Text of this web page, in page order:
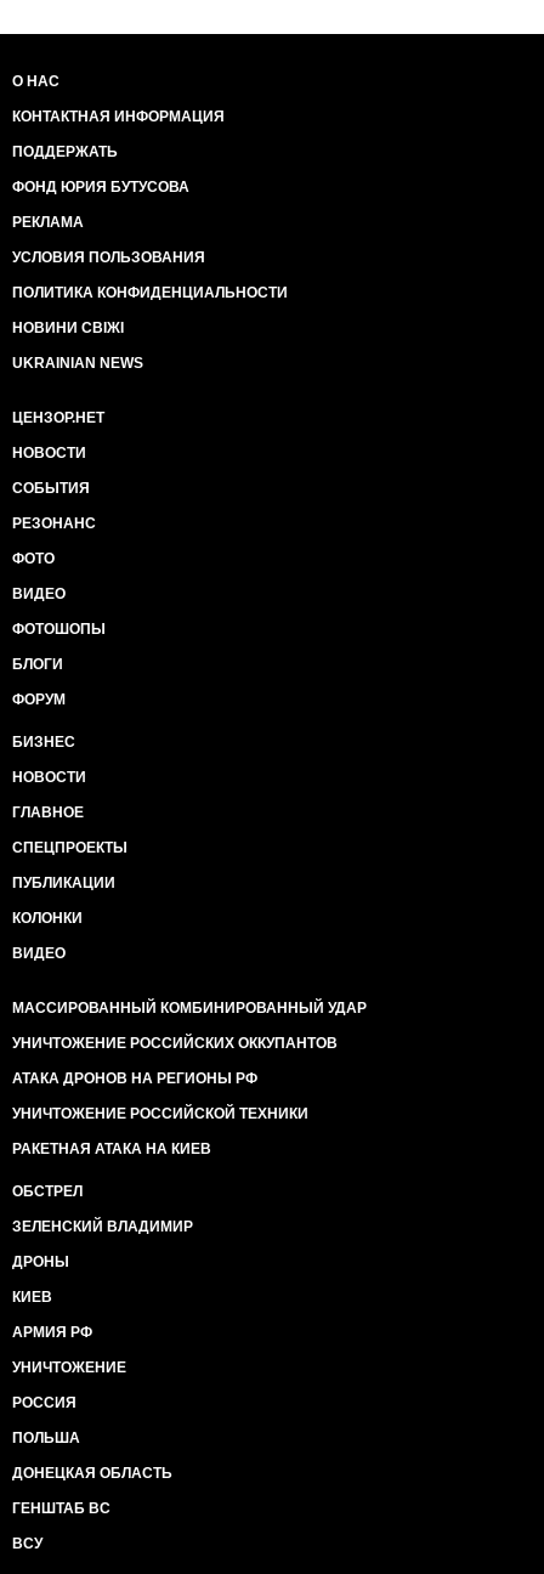
О НАС
КОНТАКТНАЯ ИНФОРМАЦИЯ
ПОДДЕРЖАТЬ
ФОНД ЮРИЯ БУТУСОВА
РЕКЛАМА
УСЛОВИЯ ПОЛЬЗОВАНИЯ
ПОЛИТИКА КОНФИДЕНЦИАЛЬНОСТИ
НОВИНИ СВІЖІ
UKRAINIAN NEWS
ЦЕНЗОР.НЕТ
НОВОСТИ
СОБЫТИЯ
РЕЗОНАНС
ФОТО
ВИДЕО
ФОТОШОПЫ
БЛОГИ
ФОРУМ
БИЗНЕС
НОВОСТИ
ГЛАВНОЕ
СПЕЦПРОЕКТЫ
ПУБЛИКАЦИИ
КОЛОНКИ
ВИДЕО
МАССИРОВАННЫЙ КОМБИНИРОВАННЫЙ УДАР
УНИЧТОЖЕНИЕ РОССИЙСКИХ ОККУПАНТОВ
АТАКА ДРОНОВ НА РЕГИОНЫ РФ
УНИЧТОЖЕНИЕ РОССИЙСКОЙ ТЕХНИКИ
РАКЕТНАЯ АТАКА НА КИЕВ
ОБСТРЕЛ
ЗЕЛЕНСКИЙ ВЛАДИМИР
ДРОНЫ
КИЕВ
АРМИЯ РФ
УНИЧТОЖЕНИЕ
РОССИЯ
ПОЛЬША
ДОНЕЦКАЯ ОБЛАСТЬ
ГЕНШТАБ ВС
ВСУ